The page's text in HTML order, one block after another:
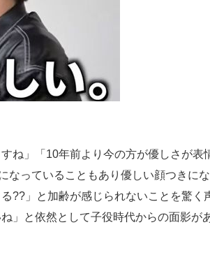
」「10年前より今の方が優しさが表
なっていることもあり優しい顔つきに
」と加齢が感じられないことを驚く
」と依然として子役時代からの面影が